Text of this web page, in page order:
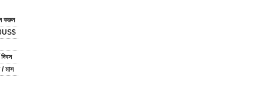
করুন
মাস